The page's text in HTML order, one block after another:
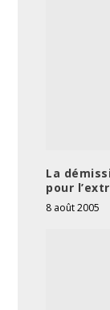
La
pour
8 août 2005